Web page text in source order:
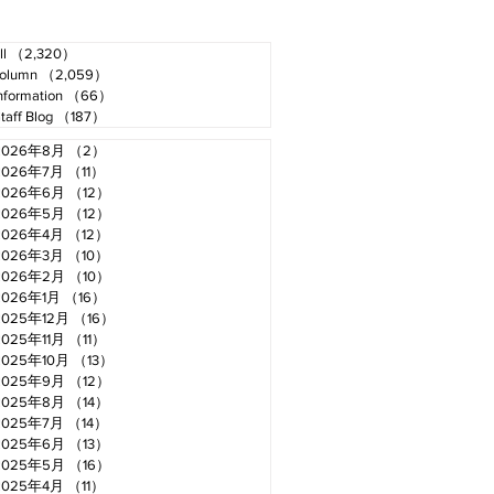
（2,320）
（2,059）
（66）
Blog
（187）
年8月 （2）
年7月
（11）
年6月
（12）
年5月
（12）
年4月
（12）
年3月
（10）
年2月
（10）
年1月
（16）
年12月
（16）
年11月
（11）
年10月
（13）
年9月
（12）
年8月
（14）
年7月
（14）
年6月
（13）
年5月
（16）
年4月
（11）